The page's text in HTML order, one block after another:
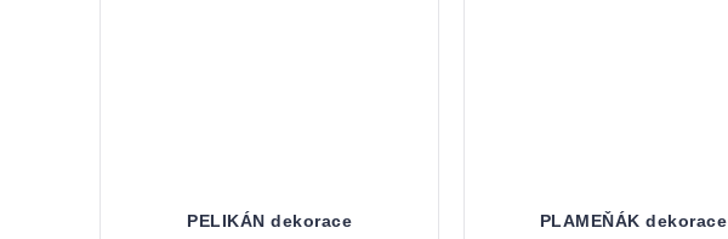
PELIKÁN dekorace PLAMEŇÁK dekorace